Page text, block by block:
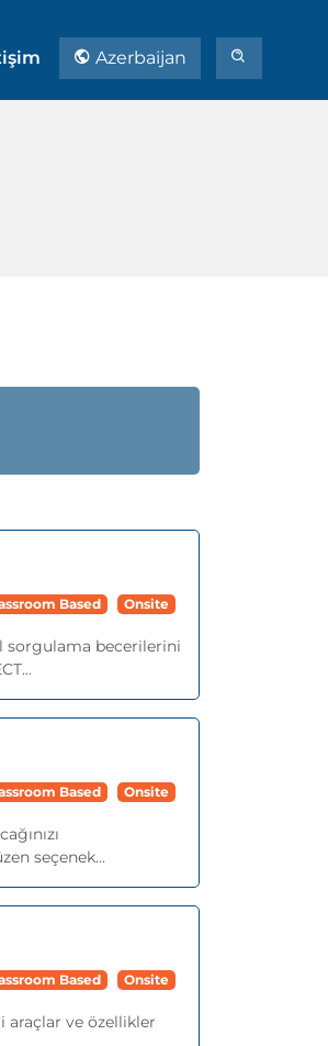
Azerbaijan
Based Onsite
sorgulama becerilerini
Based Onsite
seçenek...
Based Onsite
araçlar ve özellikler